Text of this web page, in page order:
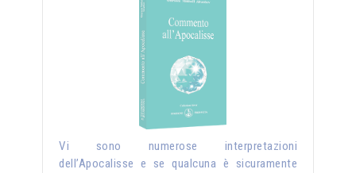
Vi sono numerose interpretazioni
dell’Apocalisse e se qualcuna è sicuramente